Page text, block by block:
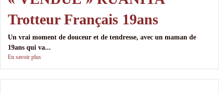
Trotteur Français 19ans
Un vrai moment de douceur et de tendresse, avec un maman de
19ans qui va...
En savoir plus